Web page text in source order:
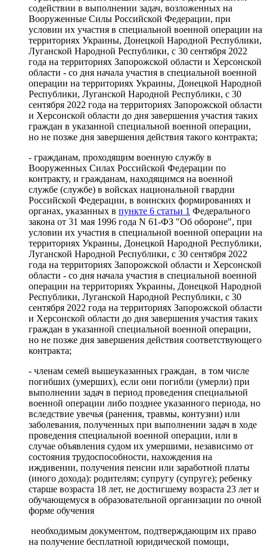
содействии в выполнении задач, возложенных на
Вооруженные Силы Российской Федерации, при
условии их участия в специальной военной операции на
территориях Украины, Донецкой Народной Республики,
Луганской Народной Республики, с 30 сентября 2022
года на территориях Запорожской области и Херсонской
области - со дня начала участия в специальной военной
операции на территориях Украины, Донецкой Народной
Республики, Луганской Народной Республики, с 30
сентября 2022 года на территориях Запорожской области
и Херсонской области до дня завершения участия таких
граждан в указанной специальной военной операции,
но не позже дня завершения действия такого контракта;
- гражданам, проходящим военную службу в
Вооруженных Силах Российской Федерации по
контракту, и гражданам, находящимся на военной
службе (службе) в войсках национальной гвардии
Российской Федерации, в воинских формированиях и
органах, указанных в пункте 6 статьи 1 Федерального
закона от 31 мая 1996 года N 61-ФЗ "Об обороне", при
условии их участия в специальной военной операции на
территориях Украины, Донецкой Народной Республики,
Луганской Народной Республики, с 30 сентября 2022
года на территориях Запорожской области и Херсонской
области - со дня начала участия в специальной военной
операции на территориях Украины, Донецкой Народной
Республики, Луганской Народной Республики, с 30
сентября 2022 года на территориях Запорожской области
и Херсонской области до дня завершения участия таких
граждан в указанной специальной военной операции,
но не позже дня завершения действия соответствующего
контракта;
- членам семей вышеуказанных граждан, в том числе
погибших (умерших), если они погибли (умерли) при
выполнении задач в период проведения специальной
военной операции либо позднее указанного периода, но
вследствие увечья (ранения, травмы, контузии) или
заболевания, полученных при выполнении задач в ходе
проведения специальной военной операции, или в
случае объявления судом их умершими, независимо от
состояния трудоспособности, нахождения на
иждивении, получения пенсии или заработной платы
(иного дохода): родителям; супругу (супруге); ребенку
старше возраста 18 лет, не достигшему возраста 23 лет и
обучающемуся в образовательной организации по очной
форме обучения
необходимым документом, подтверждающим их право
на получение бесплатной юридической помощи,